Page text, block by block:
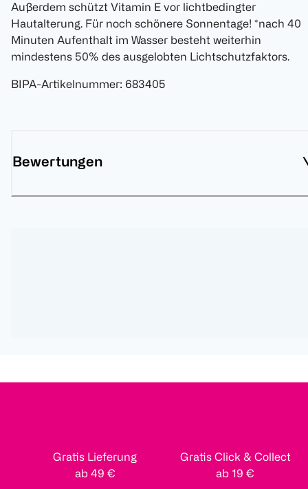
Außerdem schützt Vitamin E vor lichtbedingter
Hautalterung. Für noch schönere Sonnentage! *nach 40
Minuten Aufenthalt im Wasser besteht weiterhin
mindestens 50% des ausgelobten Lichtschutzfaktors.
BIPA-Artikelnummer: 683405
Bewertungen
Gratis Lieferung
ab 49 €
Gratis Click & Collect
ab 19 €